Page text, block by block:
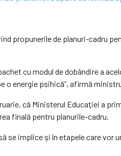
propunerile de planuri-cadru
cu modul de dobândire a
o energie psihică”, afirmă
că Ministerul Educaţiei a
finală pentru planurile-cadru.
implice şi în etapele care vor